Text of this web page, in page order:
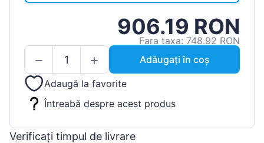
906.19 RON
Fara taxa: 748.92 RON
Adăugați în coș
Adaugă la favorite
Întreabă despre acest produs
Verificați timpul de livrare